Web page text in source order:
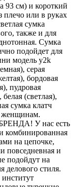
93 см) и короткий
плечо или в руках
сумка
также и для
Сумка
подойдет для
модель y2k
серая
бордовая
пудровая
(светлая),
сумка клатч
женщинам.
У нас есть
комбинированная
на цепочке,
повседневная и
подойдут на
делового стиля.